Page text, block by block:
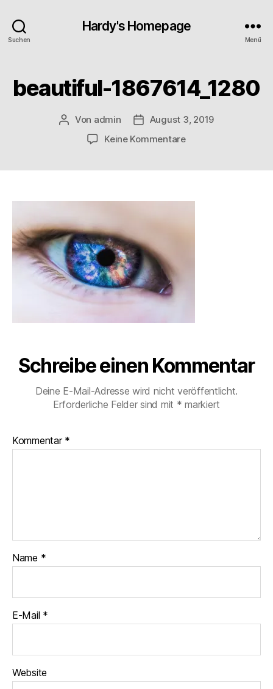
Suchen
Hardy's Homepage
Menü
beautiful-1867614_1280
Beitragsautor
Von admin Veröffentlichungsdatum
August 3, 2019
Keine Kommentarezu
Schreibe einen Kommentar
Deine E-Mail-Adresse wird nicht veröffentlicht.
Erforderliche Felder sind mit * markiert
Kommentar *
Name *
E-Mail *
Website